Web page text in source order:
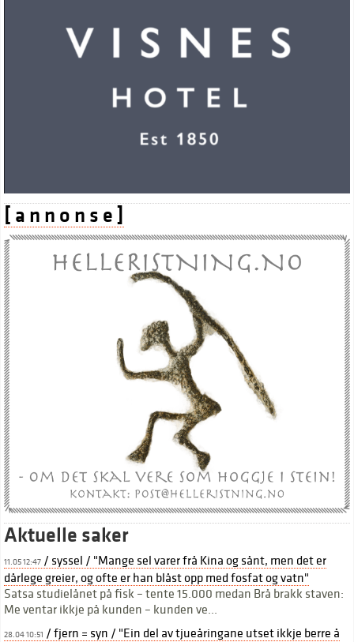
[ a n n o n s e ]
Aktuelle saker
11.05 12:47 / syssel / "Mange sel varer frå Kina og sånt, men det er
dårlege greier, og ofte er han blåst opp med fosfat og vatn"
Satsa studielånet på fisk – tente 15.000 medan Brå brakk staven:
Me ventar ikkje på kunden – kunden ve...
28.04 10:51 / fjern = syn / "Ein del av tjueåringane utset ikkje berre å